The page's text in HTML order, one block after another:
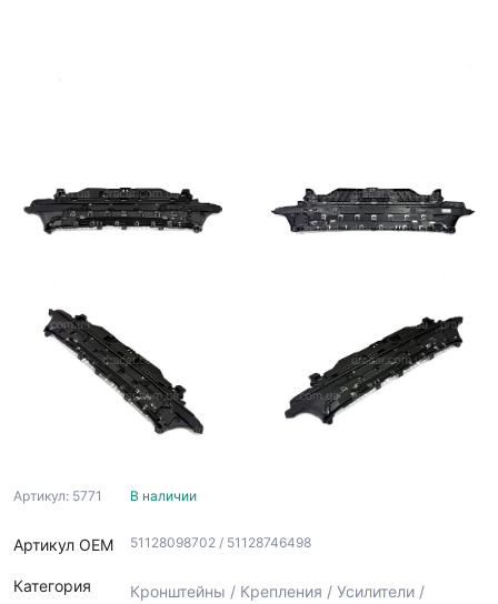
Артикул: 5771
Артикул ОЕМ
Категория
В наличии
51128098702 / 51128746498
Кронштейны / Крепления / Усилители /